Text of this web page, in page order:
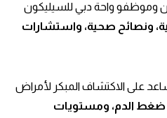
وموظفو واحة دبي للسيليكون
ونصائح صحية، واستشارات
على الاكتشاف المبكر لأمراض
ضغط الدم، ومستويات